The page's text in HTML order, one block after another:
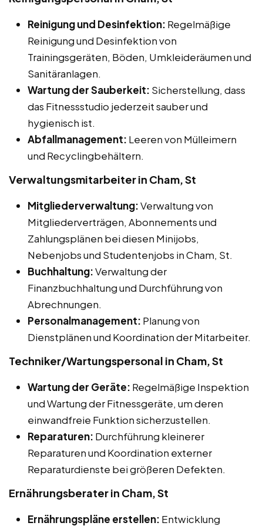
Reinigung und Desinfektion: Regelmäßige
Reinigung und Desinfektion von
Trainingsgeräten, Böden, Umkleideräumen und
Sanitäranlagen.
Wartung der Sauberkeit: Sicherstellung, dass
das Fitnessstudio jederzeit sauber und
hygienisch ist.
Abfallmanagement: Leeren von Mülleimern
und Recyclingbehältern.
Verwaltungsmitarbeiter in Cham, St
Mitgliederverwaltung:Verwaltung von
Mitgliederverträgen, Abonnements und
Zahlungsplänen bei diesen Minijobs,
Nebenjobs und Studentenjobs in Cham, St.
Buchhaltung:Verwaltung der
Finanzbuchhaltung und Durchführung von
Abrechnungen.
Personalmanagement: Planung von
Dienstplänen und Koordination der Mitarbeiter.
Techniker/Wartungspersonal in Cham, St
Wartung der Geräte: Regelmäßige Inspektion
und Wartung der Fitnessgeräte, um deren
einwandfreie Funktion sicherzustellen.
Reparaturen: Durchführung kleinerer
Reparaturen und Koordination externer
Reparaturdienste bei größeren Defekten.
Ernährungsberater in Cham, St
Ernährungspläne erstellen: Entwicklung